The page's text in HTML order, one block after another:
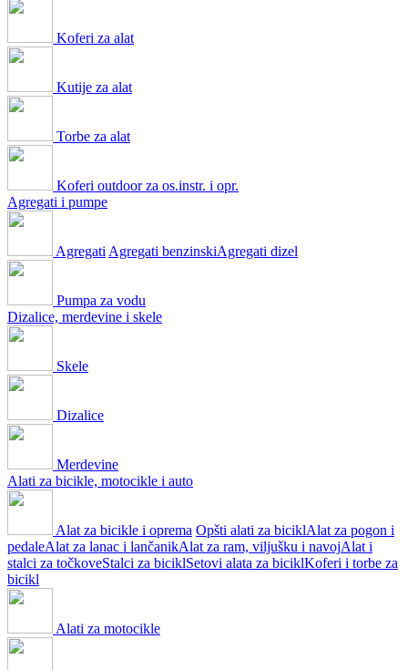
Koferi za alat
Kutije za alat
Torbe za alat
Koferi outdoor za os.instr. i opr.
Agregati i pumpe
Agregati Agregati benzinskiAgregati dizel
Pumpa za vodu
Dizalice, merdevine i skele
Skele
Dizalice
Merdevine
Alati za bicikle, motocikle i auto
Alat za bicikle i oprema Opšti alati za biciklAlat za pogon i
pedaleAlat za lanac i lančanikAlat za ram, viljušku i navojAlat i
stalci za točkoveStalci za biciklSetovi alata za biciklKoferi i torbe za
bicikl
Alati za motocikle